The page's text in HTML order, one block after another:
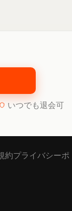
いつでも退会可
約プライバシーポ